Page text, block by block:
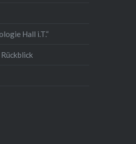
Hall i.T.“